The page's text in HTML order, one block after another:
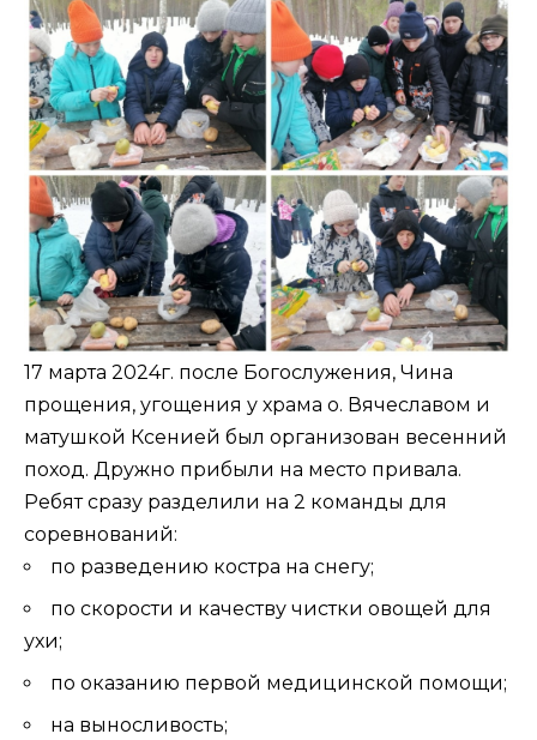
17 марта 2024г. после Богослужения, Чина
прощения, угощения у храма о. Вячеславом и
матушкой Ксенией был организован весенний
поход. Дружно прибыли на место привала.
Ребят сразу разделили на 2 команды для
соревнований:
по разведению костра на снегу;
по скорости и качеству чистки овощей для
ухи;
по оказанию первой медицинской помощи;
на выносливость;